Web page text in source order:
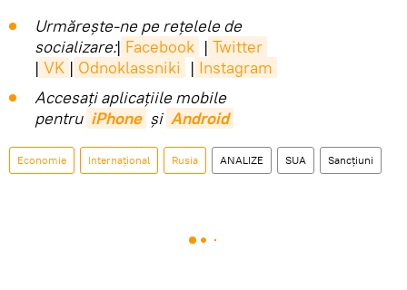
Urmărește-ne pe rețelele de
socializare:| Facebook | Twitter
| VK | Odnoklassniki | Instagram
Accesaţi aplicaţiile mobile
pentru iPhone și Android
Economie Internaţional Rusia ANALIZE SUA Sancțiuni